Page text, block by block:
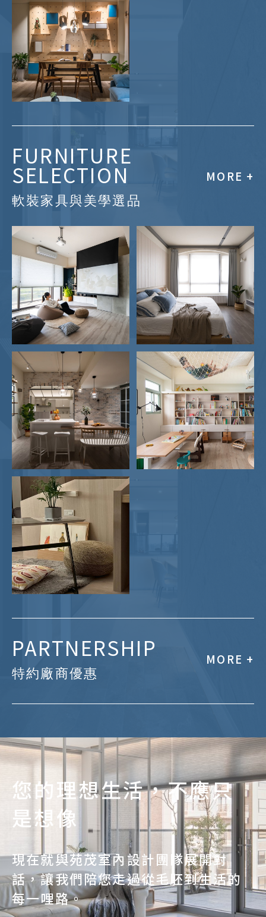
高效率的商用動線規劃
坪效與體驗極大化
嚴選耐用商用建材
了解更多
FURNITURE
SELECTION
軟裝家具與美學選品
MORE +
家具選品美學配置
燈光植栽氛圍營造
了解更多
PARTNERSHIP
特約廠商優惠
MORE +
預算減輕：特約專屬設計費折扣回饋
安心延續：延長至 3 年的長期品質保固
鄰里共享：三戶以上同行享有團購禮遇
彈性洽談：針對不同需求可洽談專屬特約方
案
了解更多
您的理想生活，不應只
是想像
現在就與苑茂室內設計團隊展開對
話，讓我們陪您走過從毛胚到生活的
每一哩路。